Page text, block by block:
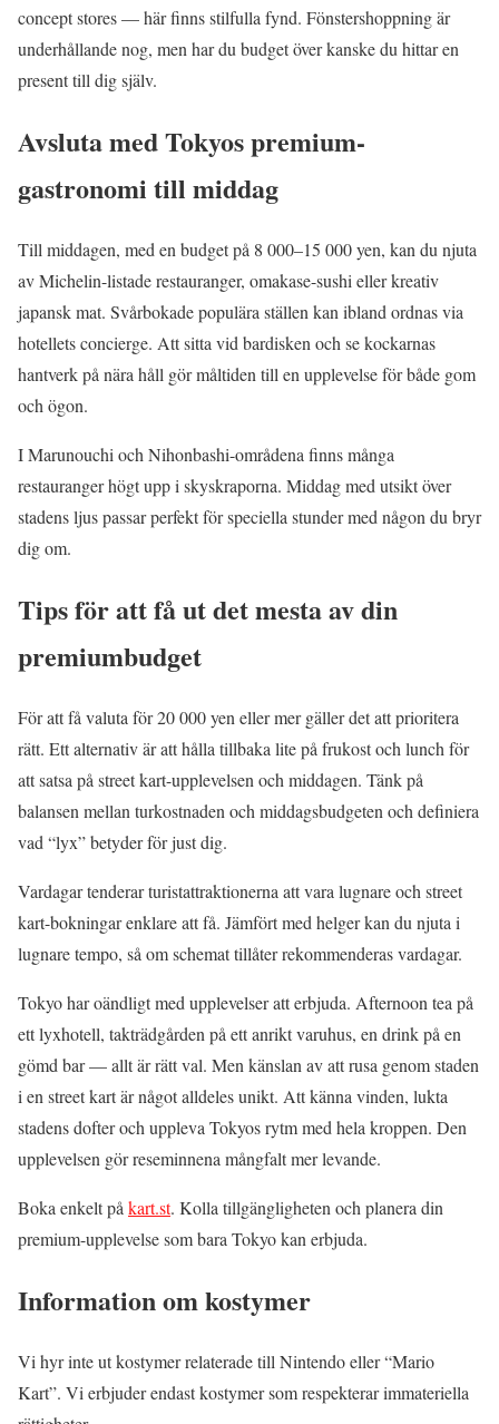
concept stores — här finns stilfulla fynd. Fönstershoppning är
underhållande nog, men har du budget över kanske du hittar en
present till dig själv.
Avsluta med Tokyos premium-
gastronomi till middag
Till middagen, med en budget på 8 000–15 000 yen, kan du njuta
av Michelin-listade restauranger, omakase-sushi eller kreativ
japansk mat. Svårbokade populära ställen kan ibland ordnas via
hotellets concierge. Att sitta vid bardisken och se kockarnas
hantverk på nära håll gör måltiden till en upplevelse för både gom
och ögon.
I Marunouchi och Nihonbashi-områdena finns många
restauranger högt upp i skyskraporna. Middag med utsikt över
stadens ljus passar perfekt för speciella stunder med någon du bryr
dig om.
Tips för att få ut det mesta av din
premiumbudget
För att få valuta för 20 000 yen eller mer gäller det att prioritera
rätt. Ett alternativ är att hålla tillbaka lite på frukost och lunch för
att satsa på street kart-upplevelsen och middagen. Tänk på
balansen mellan turkostnaden och middagsbudgeten och definiera
vad “lyx” betyder för just dig.
Vardagar tenderar turistattraktionerna att vara lugnare och street
kart-bokningar enklare att få. Jämfört med helger kan du njuta i
lugnare tempo, så om schemat tillåter rekommenderas vardagar.
Tokyo har oändligt med upplevelser att erbjuda. Afternoon tea på
ett lyxhotell, takträdgården på ett anrikt varuhus, en drink på en
gömd bar — allt är rätt val. Men känslan av att rusa genom staden
i en street kart är något alldeles unikt. Att känna vinden, lukta
stadens dofter och uppleva Tokyos rytm med hela kroppen. Den
upplevelsen gör reseminnena mångfalt mer levande.
Boka enkelt på kart.st. Kolla tillgängligheten och planera din
premium-upplevelse som bara Tokyo kan erbjuda.
Information om kostymer
Vi hyr inte ut kostymer relaterade till Nintendo eller “Mario
Kart”. Vi erbjuder endast kostymer som respekterar immateriella